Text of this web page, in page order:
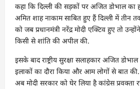
कहा कि दिल्ली की सड़कों पर अजित डोभाल का
अमित शाह नाकाम साबित हुए हैं दिल्ली में तीन
को जब प्रधानमंत्री नरेंद्र मोदी एक्टिव हुए तो
किसी से शांति की अपील की.
इसके बाद राष्ट्रीय सुरक्षा सलाहकार अजित डोभाल
इलाकों का दौरा किया और आम लोगों से बात
अब मोदी सरकार को घेर लिया है कांग्रेस